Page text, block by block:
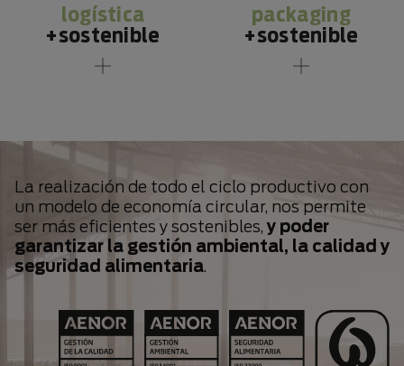
logística
+sostenible
packaging
+sostenible
La realización de todo el ciclo productivo con
un modelo de economía circular, nos permite
ser más eficientes y sostenibles,y poder
garantizar la gestión ambiental, la calidad y
seguridad alimentaria.